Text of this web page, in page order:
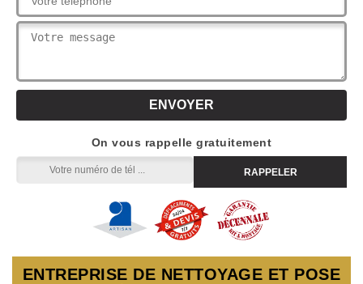
On vous rappelle gratuitement
ENTREPRISE DE NETTOYAGE ET POSE